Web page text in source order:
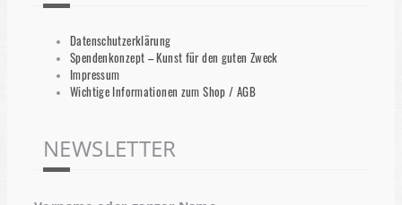
Datenschutzerklärung
Spendenkonzept – Kunst für den guten Zweck
Impressum
Wichtige Informationen zum Shop / AGB
NEWSLETTER